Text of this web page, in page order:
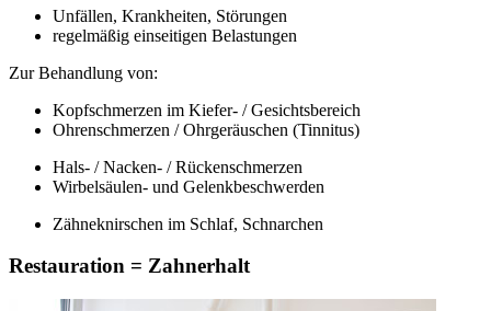
Unfällen, Krankheiten, Störungen
regelmäßig einseitigen Belastungen
Zur Behandlung von:
Kopfschmerzen im Kiefer- / Gesichtsbereich
Ohrenschmerzen / Ohrgeräuschen (Tinnitus)
Hals- / Nacken- / Rückenschmerzen
Wirbelsäulen- und Gelenkbeschwerden
Zähneknirschen im Schlaf, Schnarchen
Restauration = Zahnerhalt